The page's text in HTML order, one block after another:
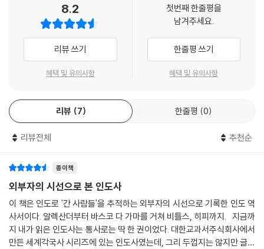
너무 먼 당신'이었다. 간디는 "몸이 없다면 이별이 없을 것"이라며 육체가
두 사람이 가까워지는 걸 막는다고 생각했다. 성욕이 강한 사람은 식욕도
강하다고 말한 간디는 금욕에 도움이 되는 음식을 찾는 생활에 익숙했다.
간디에게 '원초적 본능'의 억제는 해탈의 필수조건인 동시에 정치활동의
에너지로 돌려 쓸 영적 에너지의 획득과 같았다.
역사인식을 여실히 보여주는 말이며, 이는 '수동적인 인도인'이란 말과 맥
을 같이하게 되었다. 하지만 저자는 금, 후추, 모슬린 등으로 대변되는 인도
의 물질문명과 진리, 사랑, 자유로 대변되는 정신문명이 유럽사에 어떤 영
향을 미쳤으며, 유럽인의 탐욕이 불러온 끊임없는 전쟁의 과정에서 인도인
의 치열한 항쟁과 질긴 생명력을 보여줌으로써 기존의 인도사와는 다른 능
인도에 미친 사람들, 그들은 왜 인도로 갔을까?
- 후추에서 금, 진리에서 자유까지. 인도의 매력에 빠지다
물질과 정신문명의 보고이자 유혹의 공간이었다. 알렉산드로스 대왕을 비
롯하여 다양한 서역의 지배자들은 인도에 숨겨진 '황금'을 찾기 위해 인도
에 갔다. 가즈니의 마흐무드, 무슬림의 지배자 티무르와 페르시아의 황제
나디르 샤, 무굴제국의 황제 바부르 등 아시아에서 내로라하는 최고의 황
제들은 모두 인도의 황금에 눈이 멀었다. 또한 바스코 다 가마와 동인도 회
사가 찾았던 후추와 모슬린은 유럽의 경제와 문화를 크게 뒤흔든 사건이기
8.2
리뷰 쓰기
혜택 및 유의사항
첫번째 한줄평을
남겨주세요.
한줄평 쓰기
혜택 및 유의사항
리뷰 7 한줄평 0
리뷰전체 추천순
종이책
외부자의 시선으로 본 인도사
이 책은 인도로 '간 사람들'을 추적하는 외부자의 시선으로 기록한 인도 역
사서이다. 알렉산더부터 바스코 다 가마를 거쳐 비틀스, 히피까지. 지금까
지 내가 읽은 인도사는 통사로는 딱 한 권이었다. 대한교과서주식회사에서
만든 세계각국사 시리즈에 있는 인도사였는데, 그리 두껍지는 않지만 글씨